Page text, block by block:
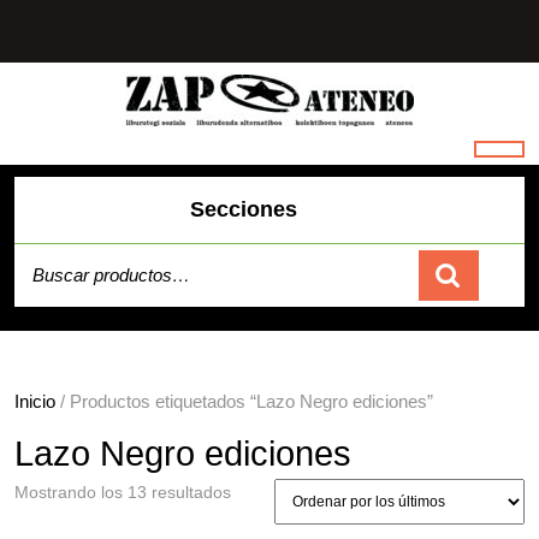
contenido
Secciones
Carrito
Inicio / Productos etiquetados “Lazo Negro ediciones”
Lazo Negro ediciones
Mostrando los 13 resultadosOrdenado